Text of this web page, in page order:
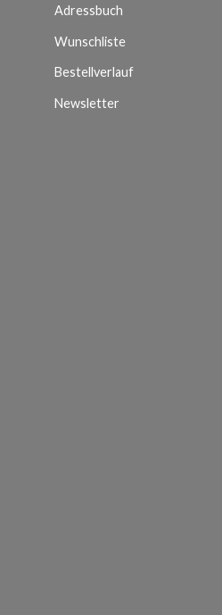
Adressbuch
Wunschliste
Bestellverlauf
Newsletter